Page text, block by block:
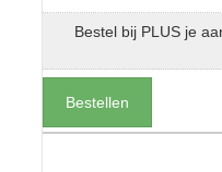
Bestel bij PLUS je
Bestellen